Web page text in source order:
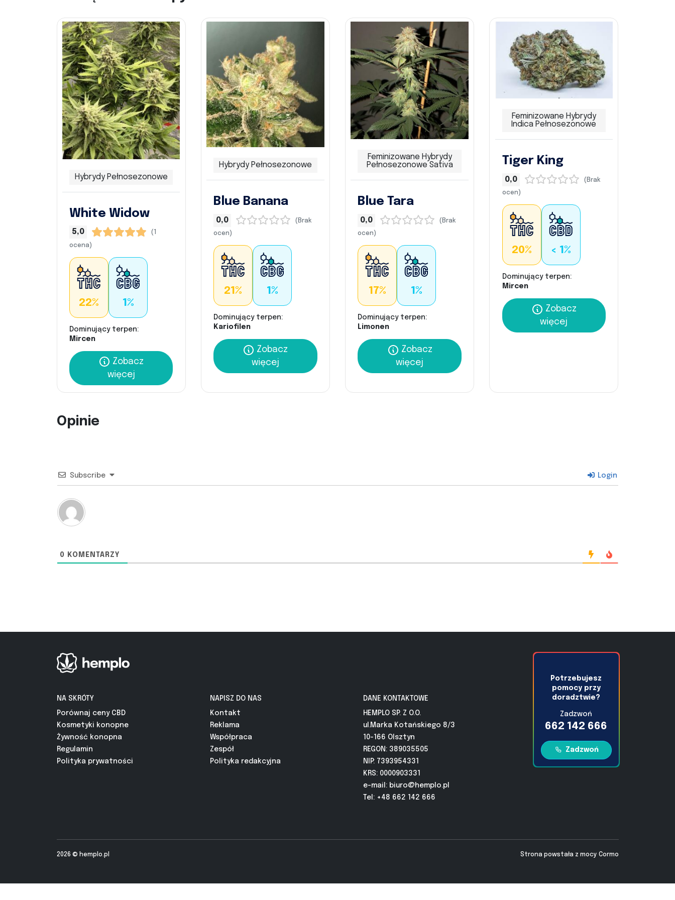
Hybrydy Pełnosezonowe
White Widow
5,0
(1
ocena)
22% 1%
Dominujący terpen:
Mircen
Zobacz
więcej
Hybrydy Pełnosezonowe
Blue Banana
0,0
(Brak
ocen)
21% 1%
Dominujący terpen:
Kariofilen
Zobacz
więcej
Feminizowane Hybrydy
Pełnosezonowe Sativa
Blue Tara
0,0
(Brak
ocen)
17% 1%
Dominujący terpen:
Limonen
Zobacz
więcej
Feminizowane Hybrydy
Indica Pełnosezonowe
Tiger King
0,0
(Brak
ocen)
20% < 1%
Dominujący terpen:
Mircen
Zobacz
więcej
Opinie
Subscribe Login
0 KOMENTARZY
NA SKRÓTY
Porównaj ceny CBD
Kosmetyki konopne
Żywność konopna
Regulamin
Polityka prywatności
NAPISZ DO NAS
Kontakt
Reklama
Współpraca
Zespół
Polityka redakcyjna
DANE KONTAKTOWE
HEMPLO SP. Z O.O.
ul.Marka Kotańskiego 8/3
10-166 Olsztyn
REGON: 389035505
NIP: 7393954331
KRS: 0000903331
e-mail: biuro@hemplo.pl
Tel: +48 662 142 666
Potrzebujesz
pomocy przy
doradztwie?
Zadzwoń
662 142 666
Zadzwoń
2026 © hemplo.pl Strona powstała z mocy Cormo